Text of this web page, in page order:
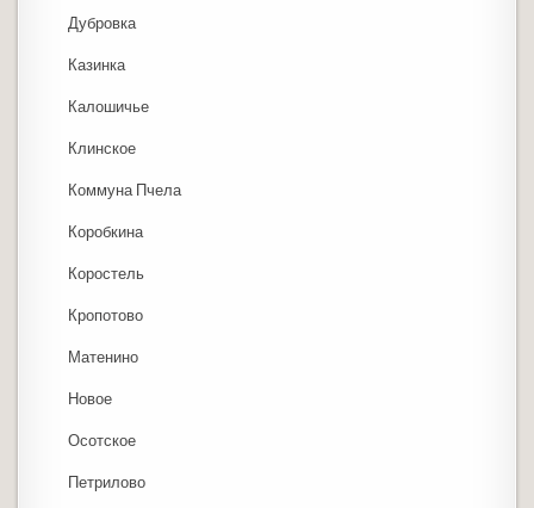
Дубровка
Казинка
Калошичье
Клинское
Коммуна Пчела
Коробкина
Коростель
Кропотово
Матенино
Новое
Осотское
Петрилово